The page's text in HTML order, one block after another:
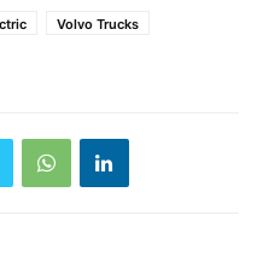
Volvo Trucks